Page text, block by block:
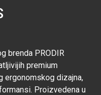
brenda PRODIR
premium
ergonomskog dizajna,
Proizvedena u